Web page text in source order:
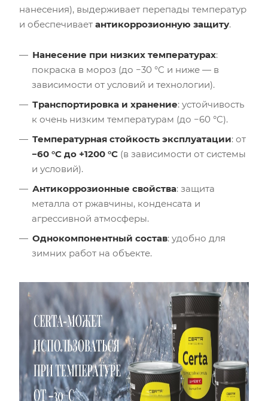
нанесения), выдерживает перепады температур
и обеспечивает антикоррозионную защиту.
Нанесение при низких температурах:
покраска в мороз (до −30 °C и ниже — в
зависимости от условий и технологии).
Транспортировка и хранение: устойчивость
к очень низким температурам (до −60 °C).
Температурная стойкость эксплуатации: от
−60 °C до +1200 °C (в зависимости от системы
и условий).
Антикоррозионные свойства: защита
металла от ржавчины, конденсата и
агрессивной атмосферы.
Однокомпонентный состав: удобно для
зимних работ на объекте.